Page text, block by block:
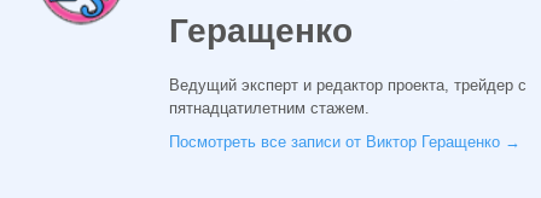
Геращенко
Ведущий эксперт и редактор проекта, трейдер с
пятнадцатилетним стажем.
Посмотреть все записи от Виктор Геращенко →